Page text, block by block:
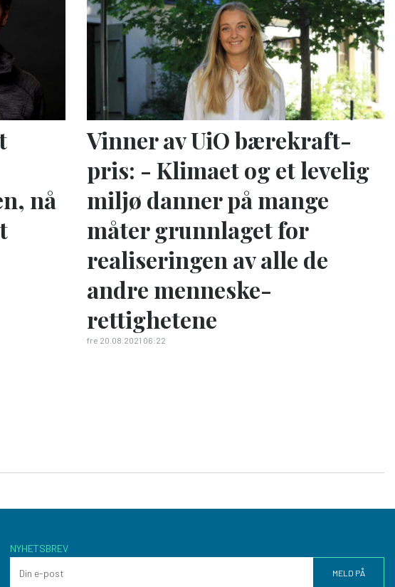
nå
Vinner av UiO bærekraft­
pris: - Klimaet og et levelig
miljø danner på mange
måter grunnlaget for
realiseringen av alle de
andre menneske­
rettighetene
fre 20.08.2021 06:22
NYHETSBREV